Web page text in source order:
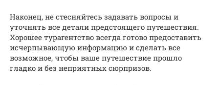
Наконец, не стесняйтесь задавать вопросы и
уточнять все детали предстоящего путешествия.
Хорошее турагентство всегда готово предоставить
исчерпывающую информацию и сделать все
возможное, чтобы ваше путешествие прошло
гладко и без неприятных сюрпризов.